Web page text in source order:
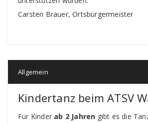
Carsten Brauer, Ortsbürgermeister
Allgemein
Kindertanz beim ATSV
Für Kinder ab 2 Jahren gibt es die